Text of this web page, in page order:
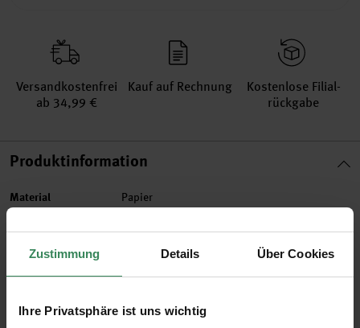
Zustimmung Details Über Cookies
Ihre Privatsphäre ist uns wichtig
Versand­kosten­frei
ab 34,99 €
Kauf auf Rechnung
Kosten­lose Filial­
rückgabe
Produktinformation
Material Papier
Artikel-Nr.3033754